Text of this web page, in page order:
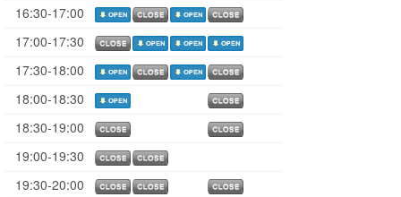
16:30-17:00
17:00-17:30
17:30-18:00
18:00-18:30
18:30-19:00
19:00-19:30
19:30-20:00